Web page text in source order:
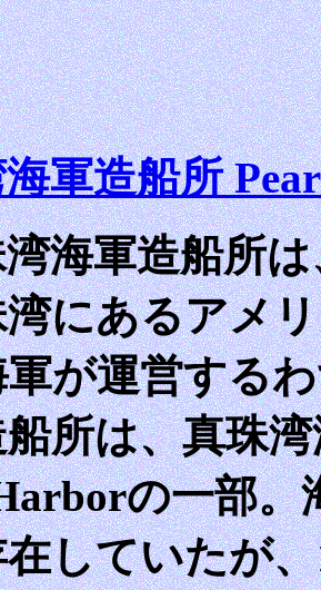
軍造船所
海軍造船所は
にあるアメ
が運営する
所は、真珠
の一部。
していたが